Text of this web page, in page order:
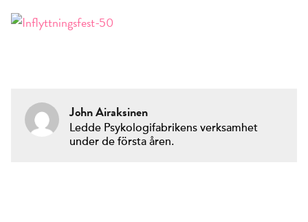
John Airaksinen
Ledde Psykologifabrikens verksamhet
under de första åren.